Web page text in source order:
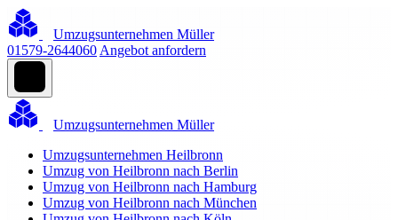
Umzugsunternehmen Müller
01579-2644060 Angebot anfordern
Umzugsunternehmen Müller
Umzugsunternehmen Heilbronn
Umzug von Heilbronn nach Berlin
Umzug von Heilbronn nach Hamburg
Umzug von Heilbronn nach München